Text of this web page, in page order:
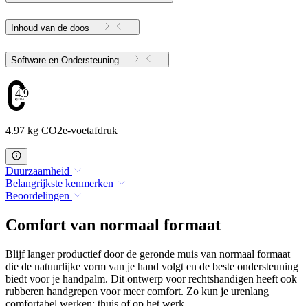
Inhoud van de doos
Software en Ondersteuning
4.97
4.97 kg CO2e-voetafdruk
Duurzaamheid
Belangrijkste kenmerken
Beoordelingen
Comfort van normaal formaat
Blijf langer productief door de geronde muis van normaal formaat
die de natuurlijke vorm van je hand volgt en de beste ondersteuning
biedt voor je handpalm. Dit ontwerp voor rechtshandigen heeft ook
rubberen handgrepen voor meer comfort. Zo kun je urenlang